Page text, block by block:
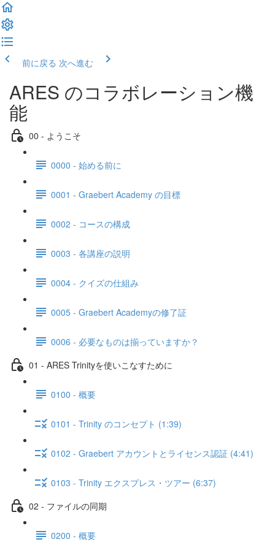
前に戻る 次へ進む
ARES のコラボレーション機
能
00 - ようこそ
0000 - 始める前に
0001 - Graebert Academy の目標
0002 - コースの構成
0003 - 各講座の説明
0004 - クイズの仕組み
0005 - Graebert Academyの修了証
0006 - 必要なものは揃っていますか？
01 - ARES Trinityを使いこなすために
0100 - 概要
0101 - Trinity のコンセプト (1:39)
0102 - Graebert アカウントとライセンス認証 (4:41)
0103 - Trinity エクスプレス・ツアー (6:37)
02 - ファイルの同期
0200 - 概要